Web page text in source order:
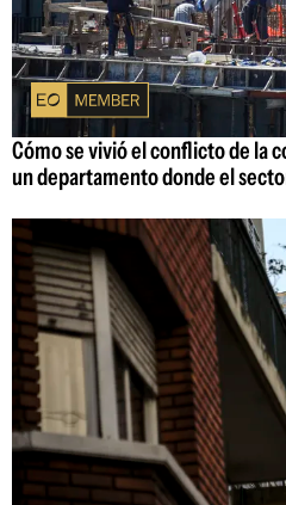
Cómo se vivió el conflicto de la
un departamento donde el